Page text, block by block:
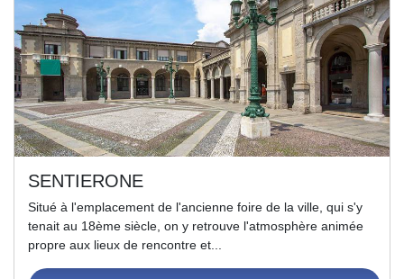
SENTIERONE
Situé à l'emplacement de l'ancienne foire de la ville, qui s'y
tenait au 18ème siècle, on y retrouve l'atmosphère animée
propre aux lieux de rencontre et...